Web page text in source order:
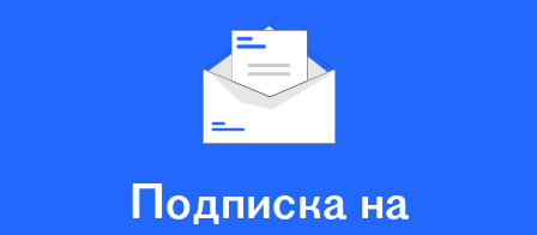
Подписка на